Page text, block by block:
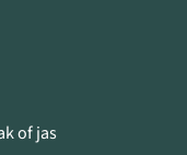
of jas